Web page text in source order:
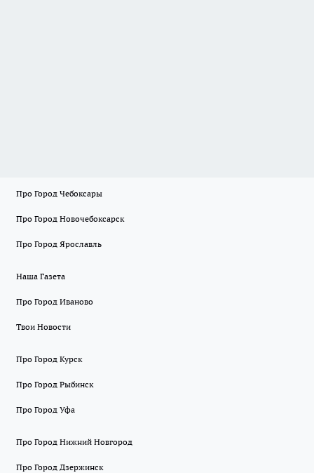
Про Город Чебоксары
Про Город Новочебоксарск
Про Город Ярославль
Наша Газета
Про Город Иваново
Твои Новости
Про Город Курск
Про Город Рыбинск
Про Город Уфа
Про Город Нижний Новгород
Про Город Дзержинск